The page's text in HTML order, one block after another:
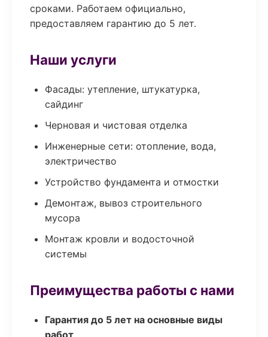
сроками. Работаем официально,
предоставляем гарантию до 5 лет.
Наши услуги
Фасады: утепление, штукатурка,
сайдинг
Черновая и чистовая отделка
Инженерные сети: отопление, вода,
электричество
Устройство фундамента и отмостки
Демонтаж, вывоз строительного
мусора
Монтаж кровли и водосточной
системы
Преимущества работы с нами
Гарантия до 5 лет на основные виды
работ